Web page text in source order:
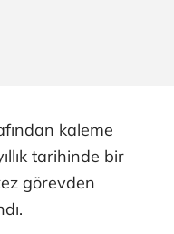
kaleme
tarihinde bir
görevden